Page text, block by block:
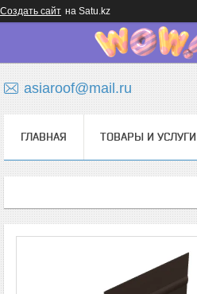
Создать сайт на Satu.kz
asiaroof@mail.ru
ГЛАВНАЯ ТОВАРЫ И УСЛУГИ